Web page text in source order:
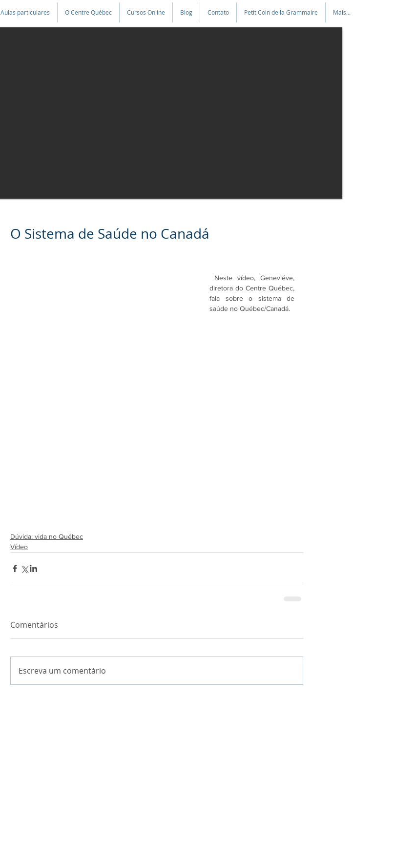
Aulas particulares O Centre Québec Cursos Online Blog Contato Petit Coin de la Grammaire Mais...
O Sistema de Saúde no Canadá
diretora do Centre Québec,
fala sobre o sistema de
saúde no Québec/Canadá.
Dúvida: vida no Québec
Vídeo
Comentários
Escreva um comentário